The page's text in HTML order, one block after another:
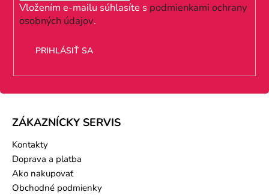
Vložením e-mailu súhlasíte s podmienkami ochrany
osobných údajov.
PRIHLÁSIŤ SA
ZÁKAZNÍCKY SERVIS
Kontakty
Doprava a platba
Ako nakupovať
Obchodné podmienky